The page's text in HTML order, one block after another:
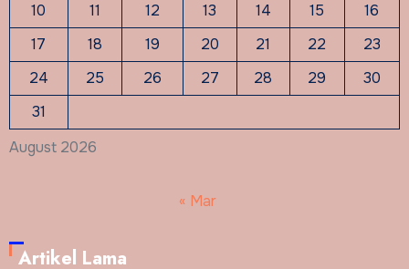
August 2026
10
11 12 13 14 15
16
17
18 19 20 21 22
23
24
25 26 27 28 29
30
31
« Mar
Artikel Lama